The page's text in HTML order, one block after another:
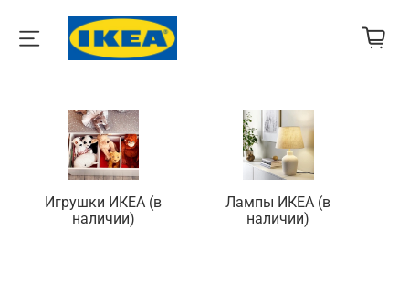
Игрушки ИКЕА (в
наличии)
Лампы ИКЕА (в
наличии)